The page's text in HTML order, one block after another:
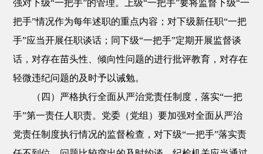
强对下级“一把手”的管理。上级“一把手”要将监督下级“一
把手”情况作为每年述职的重点内容；对下级新任职“一把
手”应当开展任职谈话；同下级“一把手”定期开展监督谈
话，对存在苗头性、倾向性问题的进行批评教育，对存在
轻微违纪问题的及时予以诫勉。
（四）严格执行全面从严治党责任制度，落实“一把
手”第一责任人职责。党委（党组）要加强对全面从严治
党责任制度执行情况的监督检查，对下级“一把手”落实责